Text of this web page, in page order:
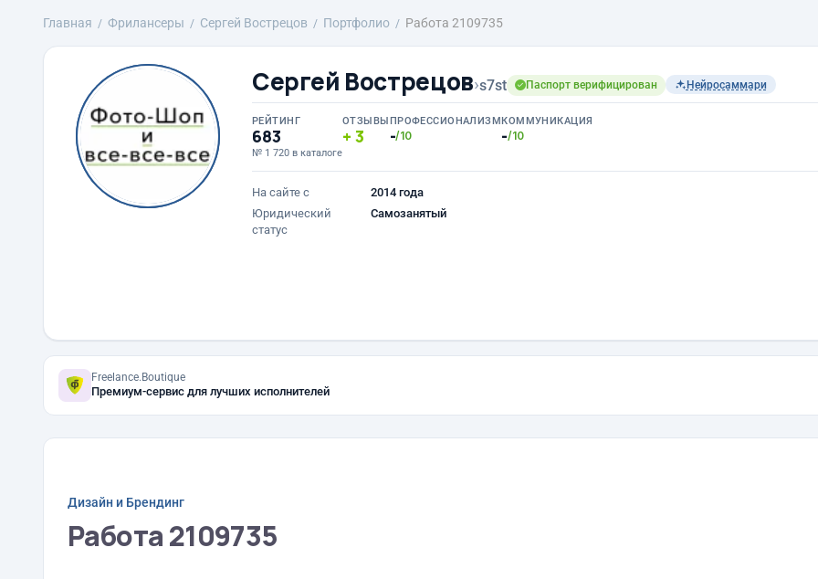
Главная Фрилансеры Сергей Вострецов Портфолио Работа 2109735
Сергей Вострецов›s7st Паспорт верифицирован Нейросаммари
РЕЙТИНГ
683
№ 1 720 в каталоге
ОТЗЫВЫ
3
ПРОФЕССИОНАЛИЗМ
-/10
КОММУНИКАЦИЯ
-/10
На сайте с
2014 года
Юридический
статус
Самозанятый
Freelance.Boutique
Премиум-сервис для лучших исполнителей
Дизайн и Брендинг
Работа 2109735